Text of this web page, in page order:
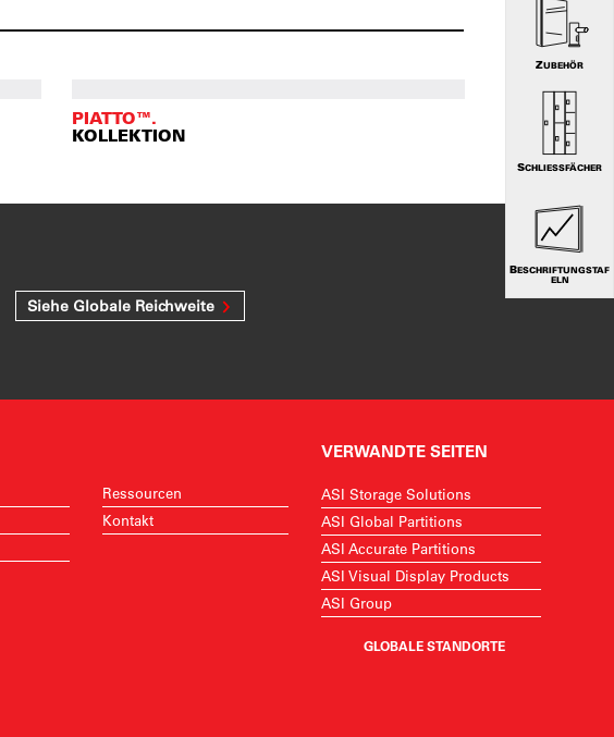
PIATTO™.
KOLLEKTION
Siehe Globale Reichweite
ZUBEHÖR
SCHLIESSFÄCHER
BESCHRIFTUNGSTAF
ELN
Ressourcen
Kontakt
VERWANDTE SEITEN
ASI Storage Solutions
ASI Global Partitions
ASI Accurate Partitions
ASI Visual Display Products
ASI Group
GLOBALE STANDORTE